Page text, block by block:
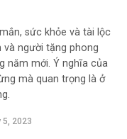
sức khỏe và tài lộc
người tặng phong
năm mới. Ý nghĩa của
mà quan trọng là ở
5, 2023